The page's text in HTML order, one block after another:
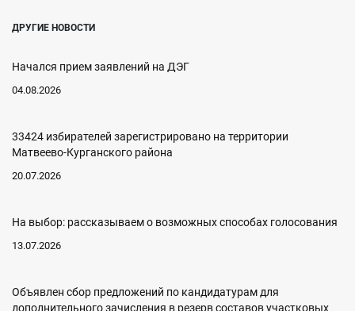
ДРУГИЕ НОВОСТИ
Начался прием заявлений на ДЭГ
04.08.2026
33424 избирателей зарегистрировано на территории
Матвеево-Курганского района
20.07.2026
На выбор: рассказываем о возможных способах голосования
13.07.2026
Объявлен сбор предложений по кандидатурам для
дополнительного зачисления в резерв составов участковых